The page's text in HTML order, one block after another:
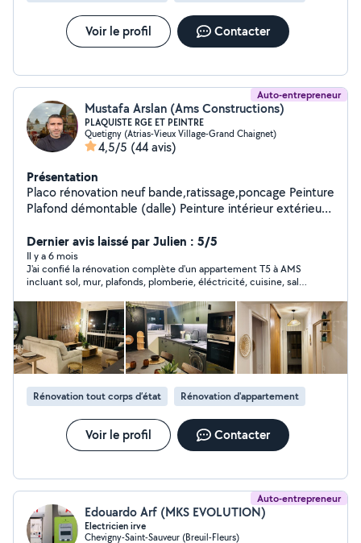
Voir le profil Contacter
Auto-entrepreneur
Mustafa Arslan (Ams Constructions)
PLAQUISTE RGE ET PEINTRE
Quetigny (Atrias-Vieux Village-Grand Chaignet)
4,5/5 (44 avis)
Présentation
Placo rénovation neuf bande,ratissage,poncage Peinture
Plafond démontable (dalle) Peinture intérieur extérieur
REELE ET NON DES COPIER COLLER LEROY MERLIN
COMME BEAUCOUP LE FOND Pose parquet
Électricités Plomberie Travaux vies en main
Dernier avis laissé par Julien : 5/5
Il y a 6 mois
J'ai confié la rénovation complète d'un appartement T5 à AMS
incluant sol, mur, plafonds, plomberie, éléctricité, cuisine, salle
réalisé et les finitions sont parfaites. Mustafa et sont équipe
multidisciplinaire sont trés profesionnel et également
agréable, pas de mauvaises surprise. La communication est
également claire et réactive, ce fut un réel plaisir de travailler
avec lui. Je le recommande sans hésitation pour vos travaux !
Rénovation tout corps d’état Rénovation d'appartement
Voir le profil Contacter
Auto-entrepreneur
Edouardo Arf (MKS EVOLUTION)
Electricien irve
Chevigny-Saint-Sauveur (Breuil-Fleurs)